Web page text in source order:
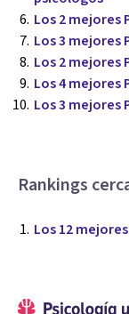
Los 2 mejores
Los 3 mejores
Los 2 mejores
Los 4 mejores
Los 3 mejores
Rankings
Los 12